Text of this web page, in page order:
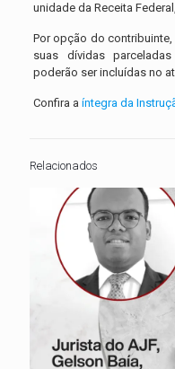
unidade da Receita
Por opção do
suas dívidas
poderão ser incluídas no
Confira a íntegra da
Relacionados